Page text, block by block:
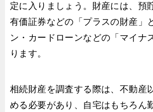
定に入りましょう。財産には、預
有価証券などの「プラスの財産」
ン・カードローンなどの「マイナ
ります。
相続財産を調査する際は、不動産
める必要があり、自宅はもちろん